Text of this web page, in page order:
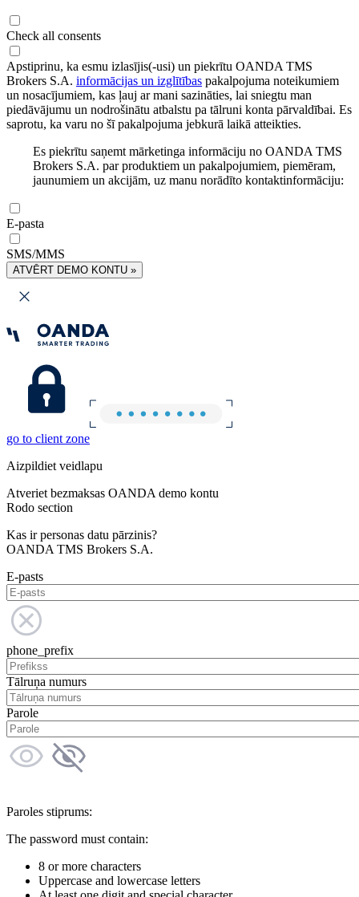
Check all consents
Apstiprinu, ka esmu izlasījis(-usi) un piekrītu OANDA TMS
Brokers S.A. informācijas un izglītības pakalpojuma noteikumiem
un nosacījumiem, kas ļauj ar mani sazināties, lai sniegtu man
piedāvājumu un nodrošinātu atbalstu pa tālruni konta pārvaldībai. Es
saprotu, ka varu no šī pakalpojuma jebkurā laikā atteikties.
Es piekrītu saņemt mārketinga informāciju no OANDA TMS
Brokers S.A. par produktiem un pakalpojumiem, piemēram,
jaunumiem un akcijām, uz manu norādīto kontaktinformāciju:
E-pasta
SMS/MMS
ATVĒRT DEMO KONTU »
go to client zone
Aizpildiet veidlapu
Atveriet bezmaksas OANDA demo kontu
Rodo section
Kas ir personas datu pārzinis?
OANDA TMS Brokers S.A.
E-pasts
phone_prefix
Tālruņa numurs
Parole
Paroles stiprums:
The password must contain:
8 or more characters
Uppercase and lowercase letters